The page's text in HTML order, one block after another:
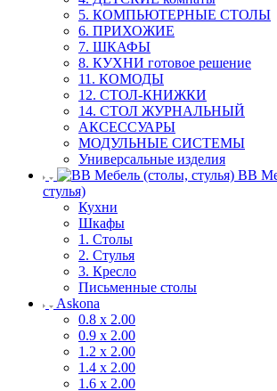
5. КОМПЬЮТЕРНЫЕ СТОЛЫ
6. ПРИХОЖИЕ
7. ШКАФЫ
8. КУХНИ готовое решение
11. КОМОДЫ
12. СТОЛ-КНИЖКИ
14. СТОЛ ЖУРНАЛЬНЫЙ
АКСЕССУАРЫ
МОДУЛЬНЫЕ СИСТЕМЫ
Универсальные изделия
ВВ
стулья)
Кухни
Шкафы
1. Столы
2. Стулья
3. Кресло
Письменные столы
Askona
0.8 х 2.00
0.9 х 2.00
1.2 х 2.00
1.4 х 2.00
1.6 х 2.00